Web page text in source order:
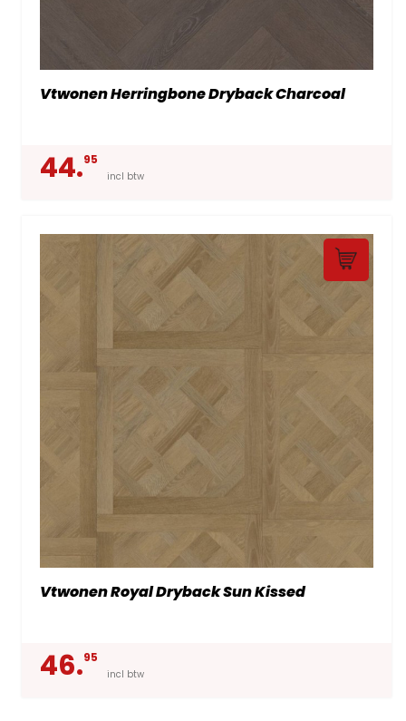
Vtwonen Herringbone Dryback Charcoal
44.95
incl btw
Vtwonen Royal Dryback Sun Kissed
46.95
incl btw